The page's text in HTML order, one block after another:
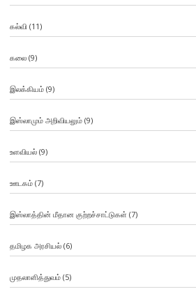
கல்வி (11)
கலை(9)
இலக்கியம்(9)
இஸ்லாமும் அறிவியலும்(9)
உளவியல்(9)
ஊடகம்(7)
இஸ்லாத்தின் மீதான குற்றச்சாட்டுகள் (7)
தமிழக அரசியல்(6)
முதலாளித்துவம்(5)